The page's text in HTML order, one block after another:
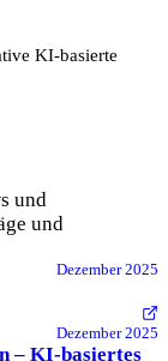
KI-basierte
und
und
Dezember 2025
Dezember 2025
– KI-basiertes